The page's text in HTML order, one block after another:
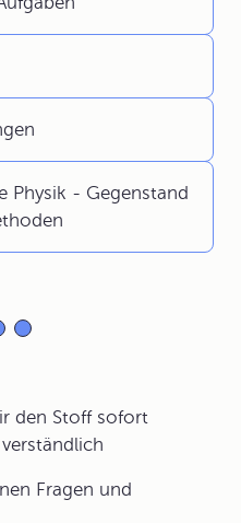
Physik - Gegenstand
den Stoff sofort
Fragen und